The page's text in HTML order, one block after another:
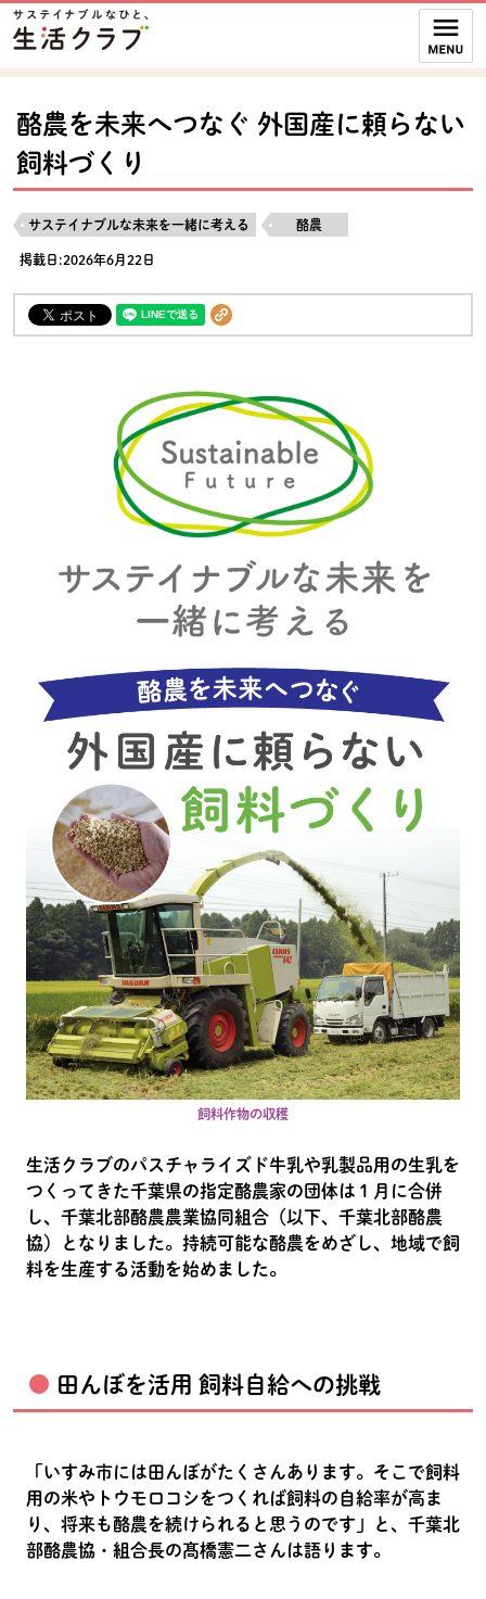
ページの先頭です。
本文へジャンプする。
ここからサイト内共通メニューです。
サイト内共通メニューをスキップする
サイト内共通メニューここまで。
酪農を未来へつなぐ 外国産に頼らない
飼料づくり
サステイナブルな未来を一緒に考える 酪農
掲載日:2026年6月22日
飼料作物の収穫
生活クラブのパスチャライズド牛乳や乳製品用の生乳を
つくってきた千葉県の指定酪農家の団体は１月に合併
し、千葉北部酪農農業協同組合（以下、千葉北部酪農
協）となりました。持続可能な酪農をめざし、地域で飼
料を生産する活動を始めました。
田んぼを活用 飼料自給への挑戦
「いすみ市には田んぼがたくさんあります。そこで飼料
用の米やトウモロコシをつくれば飼料の自給率が高ま
り、将来も酪農を続けられると思うのです」と、千葉北
部酪農協・組合長の髙橋憲二さんは語ります。